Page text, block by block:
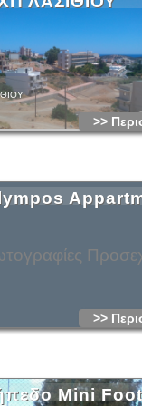
>>
>>
Mini